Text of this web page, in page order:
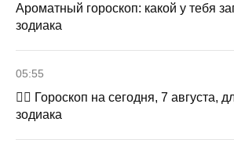
Ароматный гороскоп: какой у тебя
зодиака
05:55
🧙‍♀ Гороскоп на сегодня, 7 августа,
зодиака